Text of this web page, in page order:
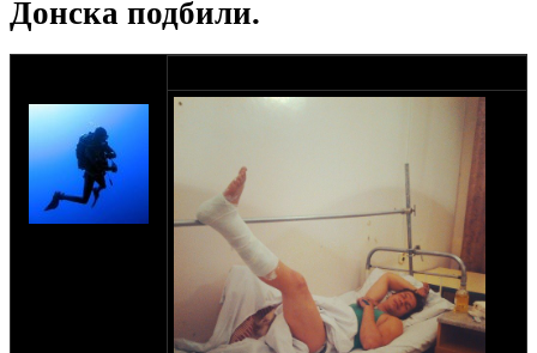
Донска подбили.